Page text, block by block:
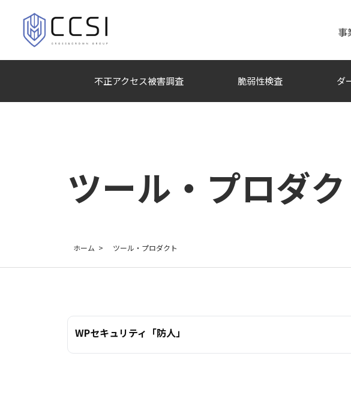
事
不正アクセス被害調査 脆弱性検査 ダ
ツール・プロダ
ホーム ツール・プロダクト
WPセキュリティ「防人」